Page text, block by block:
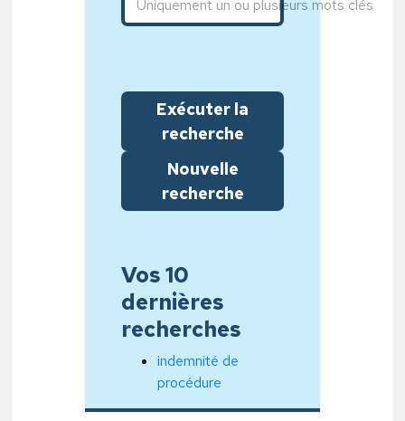
Exécuter la
recherche
Nouvelle
recherche
Vos 10
dernières
recherches
indemnité de
procédure